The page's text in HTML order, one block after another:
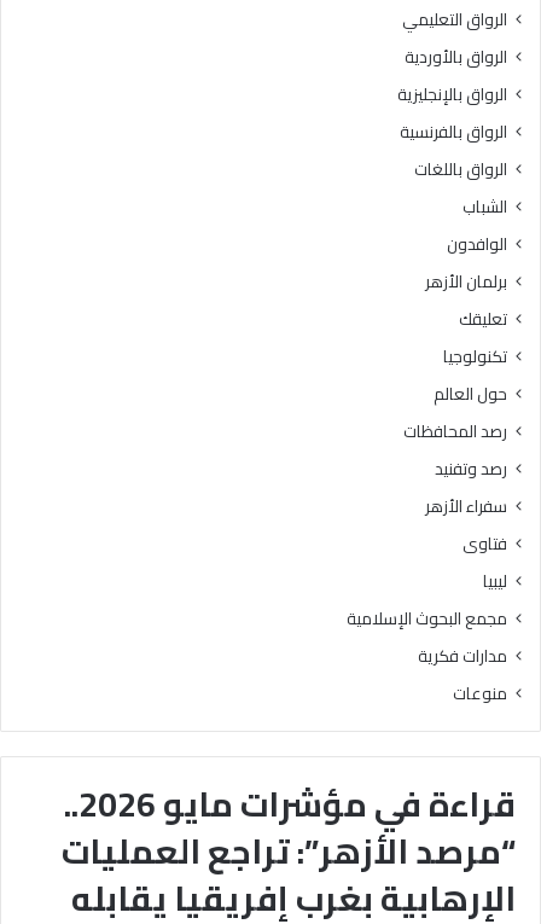
قراءة في مؤشرات مايو 2026..
“مرصد الأزهر”: تراجع العمليات
الإرهابية بغرب إفريقيا يقابله
الرواق التعليمي
الرواق بالأوردية
الرواق بالإنجليزية
الرواق بالفرنسية
الرواق باللغات
الشباب
الوافدون
برلمان الأزهر
تعليقك
تكنولوجيا
حول العالم
رصد المحافظات
رصد وتفنيد
سفراء الأزهر
فتاوى
ليبيا
مجمع البحوث الإسلامية
مدارات فكرية
منوعات